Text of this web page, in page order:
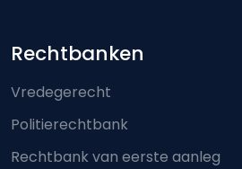
Footer-menu
Rechtbanken
Vredegerecht
Politierechtbank
Rechtbank van eerste aanleg